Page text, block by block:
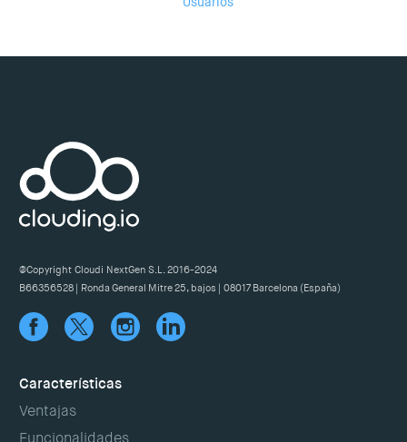
@Copyright Cloudi NextGen S.L. 2016-2024
B66356528 | Ronda General Mitre 25, bajos | 08017 Barcelona (España)
Características
Ventajas
Funcionalidades